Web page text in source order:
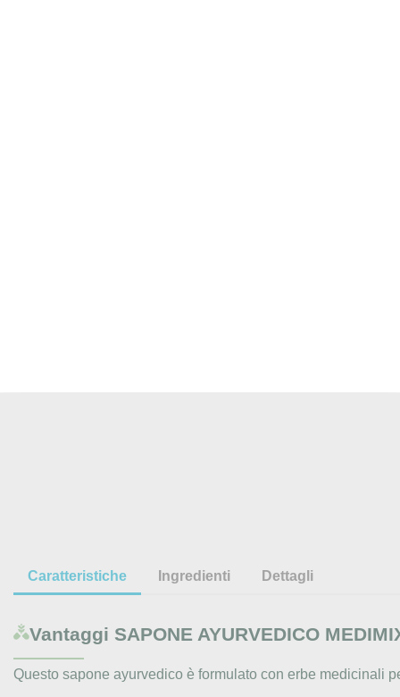
Caratteristiche Ingredienti Dettagli
Vantaggi SAPONE AYURVEDICO
Questo sapone ayurvedico è formulato con erbe medicinali